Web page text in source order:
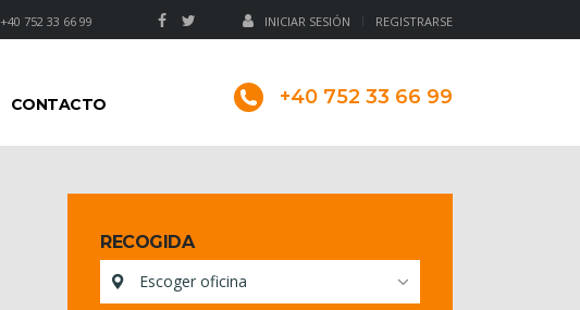
INICIAR SESIÓN REGISTRARSE
+40 752 33 66 99
+40 752 33 66 99
CONTACTO
RECOGIDA
Escoger oficina